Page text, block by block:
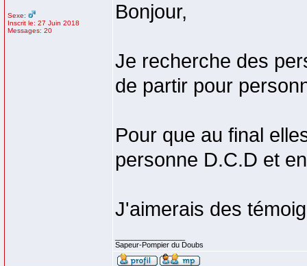
Sexe:
Inscrit le: 27 Juin 2018
Messages: 20
Bonjour,
Je recherche des
de partir pour
Pour que au final
personne D.C.D et
J'aimerais des
Sapeur-Pompier du Doubs